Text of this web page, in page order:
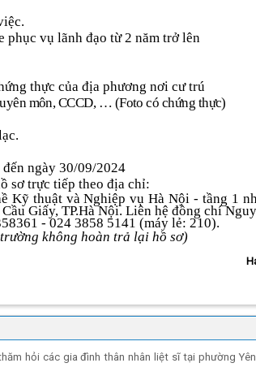
vụ lãnh đạo từ 2 năm trở lên
thực của địa phương nơi cư trú
môn, CCCD, … (Foto có chứng thực)
ngày 30/09/2024
sơ trực tiếp theo địa chỉ:
Kỹ thuật và Nghiệp vụ Hà Nội - tầng 1
Giấy, TP.Hà Nội. Liên hệ đồng chí
- 024 3858 5141 (máy lẻ: 210).
không hoàn trả lại hồ sơ)
hỏi các gia đình thân nhân liệt sĩ tại phường